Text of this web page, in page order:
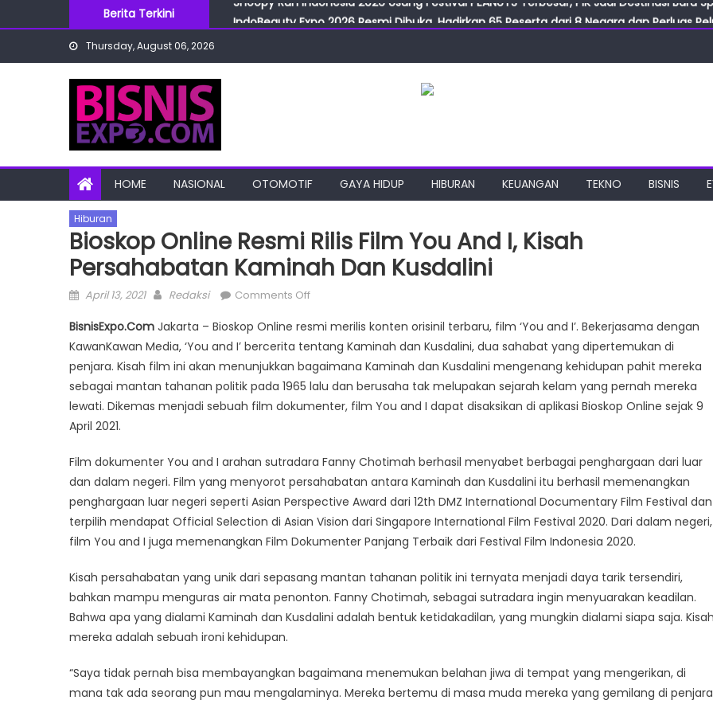
to
Berita Terkini
IndoBeauty Expo 2026 Resmi Dibuka, Hadirkan 65 Peserta dari 8 Negara dan Perluas
Snoopy Run Indonesia 2026 Usung Festival PEANUTS Terbesar, PIK Jadi Destinasi Baru
Thursday, August 06, 2026
HOME NASIONAL OTOMOTIF GAYA HIDUP HIBURAN KEUANGAN TEKNO BISNIS
Hiburan
Bioskop Online Resmi Rilis Film You And I, Kisah
Persahabatan Kaminah Dan Kusdalini
Posted
April 13, 2021 Author
Redaksi Comments Offon
Online
Resmi
Rilis
Film
You
Kisah
Persahabatan
Kaminah
dan
BisnisExpo.Com Jakarta – Bioskop Online resmi merilis konten orisinil terbaru, film ‘You and I’. Bekerjasama dengan
KawanKawan Media, ‘You and I’ bercerita tentang Kaminah dan Kusdalini, dua sahabat yang dipertemukan di
penjara. Kisah film ini akan menunjukkan bagaimana Kaminah dan Kusdalini mengenang kehidupan pahit mereka
sebagai mantan tahanan politik pada 1965 lalu dan berusaha tak melupakan sejarah kelam yang pernah mereka
lewati. Dikemas menjadi sebuah film dokumenter, film You and I dapat disaksikan di aplikasi Bioskop Online sejak 9
April 2021.
Film dokumenter You and I arahan sutradara Fanny Chotimah berhasil menyabet berbagai penghargaan dari luar
dan dalam negeri. Film yang menyorot persahabatan antara Kaminah dan Kusdalini itu berhasil memenangkan
penghargaan luar negeri seperti Asian Perspective Award dari 12th DMZ International Documentary Film Festival dan
terpilih mendapat Official Selection di Asian Vision dari Singapore International Film Festival 2020. Dari dalam negeri,
film You and I juga memenangkan Film Dokumenter Panjang Terbaik dari Festival Film Indonesia 2020.
Kisah persahabatan yang unik dari sepasang mantan tahanan politik ini ternyata menjadi daya tarik tersendiri,
bahkan mampu menguras air mata penonton. Fanny Chotimah, sebagai sutradara ingin menyuarakan keadilan.
Bahwa apa yang dialami Kaminah dan Kusdalini adalah bentuk ketidakadilan, yang mungkin dialami siapa saja.
mereka adalah sebuah ironi kehidupan.
“Saya tidak pernah bisa membayangkan bagaimana menemukan belahan jiwa di tempat yang mengerikan, di
mana tak ada seorang pun mau mengalaminya. Mereka bertemu di masa muda mereka yang gemilang di penjara